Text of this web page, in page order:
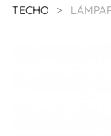
TECHO